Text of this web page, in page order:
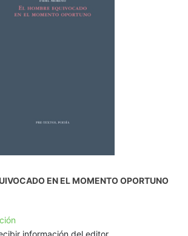
EN EL MOMENTO OPORTUNO